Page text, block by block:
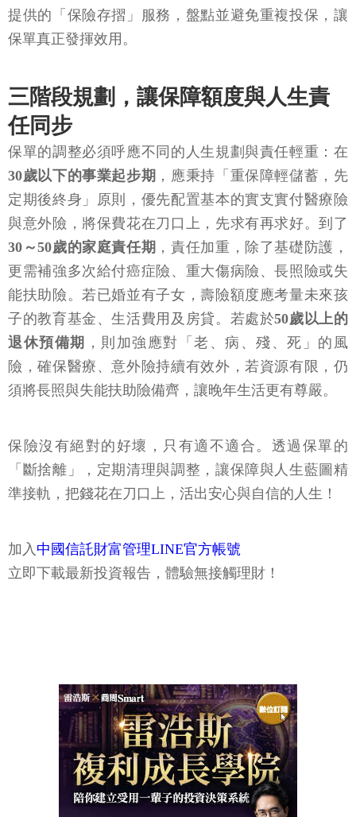
提供的「保險存摺」服務，盤點並避免重複投保，讓
保單真正發揮效用。
三階段規劃，讓保障額度與人生責
任同步
保單的調整必須呼應不同的人生規劃與責任輕重：在
30歲以下的事業起步期 ，應秉持「重保障輕儲蓄，先
定期後終身」原則，優先配置基本的實支實付醫療險
與意外險，將保費花在刀口上，先求有再求好。到了
30～50歲的家庭責任期 ，責任加重，除了基礎防護，
更需補強多次給付癌症險、重大傷病險、長照險或失
能扶助險。若已婚並有子女，壽險額度應考量未來孩
子的教育基金、生活費用及房貸。若處於50歲以上的
退休預備期 ，則加強應對「老、病、殘、死」的風
險，確保醫療、意外險持續有效外，若資源有限，仍
須將長照與失能扶助險備齊，讓晚年生活更有尊嚴。
保險沒有絕對的好壞，只有適不適合。透過保單的
「斷捨離」，定期清理與調整，讓保障與人生藍圖精
準接軌，把錢花在刀口上，活出安心與自信的人生！
加入 中國信託財富管理LINE官方帳號
立即下載最新投資報告，體驗無接觸理財！